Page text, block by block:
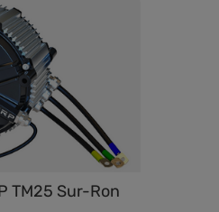
TM25 Sur-Ron